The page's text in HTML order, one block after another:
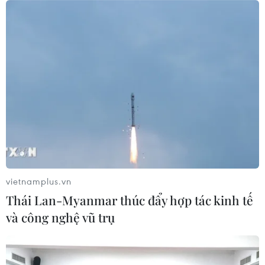
Bộ GD-ĐT tạm dừng xét tuyển đại
học với các thí sinh chuyên Tuyên
Quang
05/08/2026 03:16
Tổ chức thi lại cho 100% thí sinh tại
điểm thi Trường THPT Chuyên
Tuyên Quang
05/08/2026 02:59
vietnamplus.vn
Thái Lan-Myanmar thúc đẩy hợp tác kinh tế
và công nghệ vũ trụ